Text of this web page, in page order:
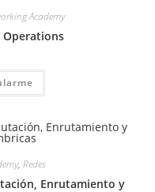
Academy
Operations
, Redes
Enrutamiento y